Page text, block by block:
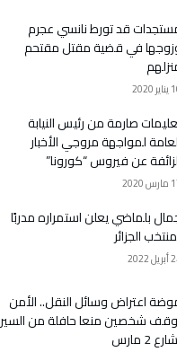
قد تورط نانسي عجرم
في قضية مقتل مقتحم
2020
صارمة من رئيس النيابة
لمواجهة مروجي الأخبار
عن فيروس “كورونا”
بلماضي يعلن استمراره مدربًا
الجزائر
اعتراض وسائل النقل.. الأمن
شخصين منعا حافلة من السير
2 مارس